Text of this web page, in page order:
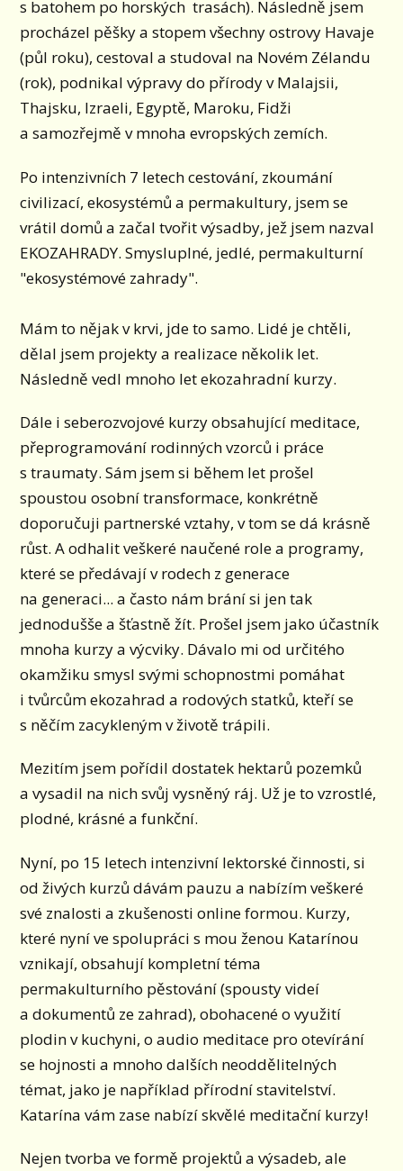
s batohem po horských trasách). Následně jsem
procházel pěšky a stopem všechny ostrovy Havaje
(půl roku), cestoval a studoval na Novém Zélandu
(rok), podnikal výpravy do přírody v Malajsii,
Thajsku, Izraeli, Egyptě, Maroku, Fidži
a samozřejmě v mnoha evropských zemích.
Po intenzivních 7 letech cestování, zkoumání
civilizací, ekosystémů a permakultury, jsem se
vrátil domů a začal tvořit výsadby, jež jsem nazval
EKOZAHRADY. Smysluplné, jedlé, permakulturní
"ekosystémové zahrady".
Mám to nějak v krvi, jde to samo. Lidé je chtěli,
dělal jsem projekty a realizace několik let.
Následně vedl mnoho let ekozahradní kurzy.
Dále i seberozvojové kurzy obsahující meditace,
přeprogramování rodinných vzorců i práce
s traumaty. Sám jsem si během let prošel
spoustou osobní transformace, konkrétně
doporučuji partnerské vztahy, v tom se dá krásně
růst. A odhalit veškeré naučené role a programy,
které se předávají v rodech z generace
na generaci... a často nám brání si jen tak
jednodušše a šťastně žít. Prošel jsem jako účastník
mnoha kurzy a výcviky. Dávalo mi od určitého
okamžiku smysl svými schopnostmi pomáhat
i tvůrcům ekozahrad a rodových statků, kteří se
s něčím zacykleným v životě trápili.
Mezitím jsem pořídil dostatek hektarů pozemků
a vysadil na nich svůj vysněný ráj. Už je to vzrostlé,
plodné, krásné a funkční.
Nyní, po 15 letech intenzivní lektorské činnosti, si
od živých kurzů dávám pauzu a nabízím veškeré
své znalosti a zkušenosti online formou. Kurzy,
které nyní ve spolupráci s mou ženou Katarínou
vznikají, obsahují kompletní téma
permakulturního pěstování (spousty videí
a dokumentů ze zahrad), obohacené o využití
plodin v kuchyni, o audio meditace pro otevírání
se hojnosti a mnoho dalších neoddělitelných
témat, jako je například přírodní stavitelství.
Katarína vám zase nabízí skvělé meditační kurzy!
Nejen tvorba ve formě projektů a výsadeb, ale